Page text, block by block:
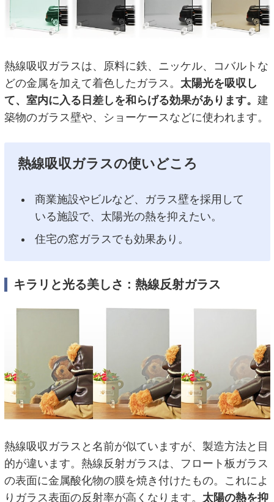
熱線吸収ガラスは、原料に鉄、ニッケル、コバルトな
どの金属を加えて着色したガラス。 太陽光を吸収し
て、室内に入る日差しを和らげる効果があります。 建
築物のガラス壁や、ショーケースなどに使われます。
熱線吸収ガラスの使いどころ
商業施設やビルなど、ガラス壁を採用して
いる施設で、太陽光の熱を抑えたい。
住宅の窓ガラスでも効果あり。
キラリと光る美しさ : 熱線反射ガラス
熱線吸収ガラスと名前が似ていますが、製造方法と目
的が違います。熱線反射ガラスは、フロート板ガラス
の表面に金属酸化物の膜を焼き付けたもの。これによ
りガラス表面の反射率が高くなります。 太陽の熱を抑